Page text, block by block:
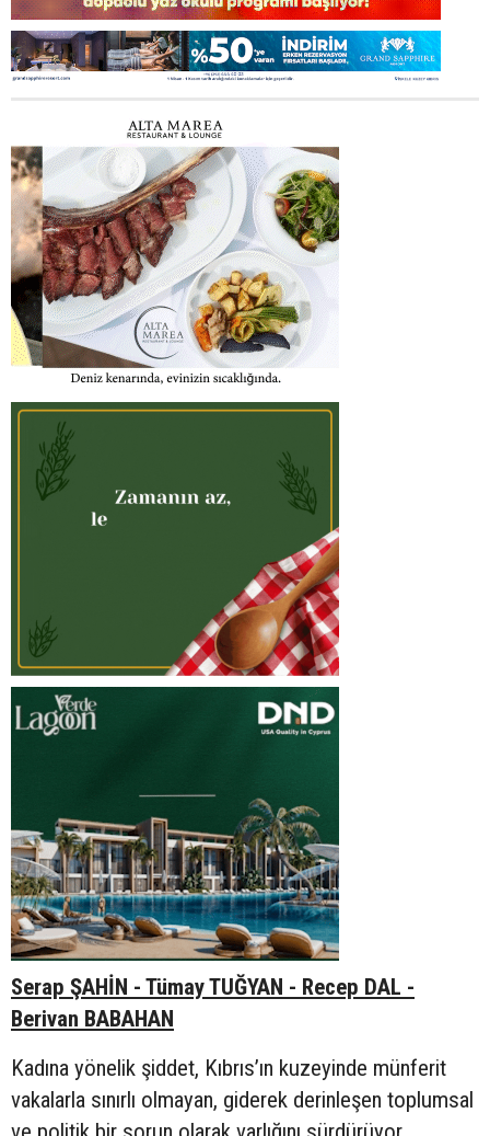
Serap ŞAHİN - Tümay TUĞYAN - Recep DAL -
Berivan BABAHAN
Kadına yönelik şiddet, Kıbrıs’ın kuzeyinde münferit
vakalarla sınırlı olmayan, giderek derinleşen toplumsal